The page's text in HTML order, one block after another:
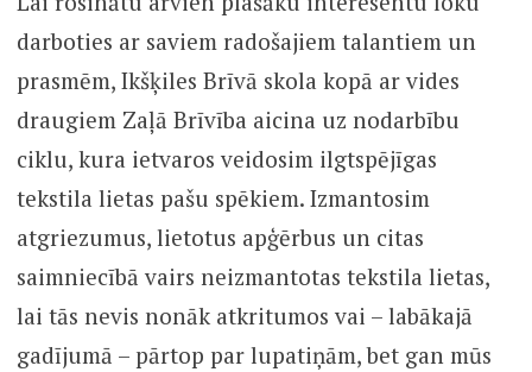
darboties ar saviem radošajiem talantiem un
prasmēm, Ikšķiles Brīvā skola kopā ar vides
draugiem Zaļā Brīvība aicina uz nodarbību
ciklu, kura ietvaros veidosim ilgtspējīgas
tekstila lietas pašu spēkiem. Izmantosim
atgriezumus, lietotus apģērbus un citas
saimniecībā vairs neizmantotas tekstila lietas,
lai tās nevis nonāk atkritumos vai – labākajā
gadījumā – pārtop par lupatiņām, bet gan mūs